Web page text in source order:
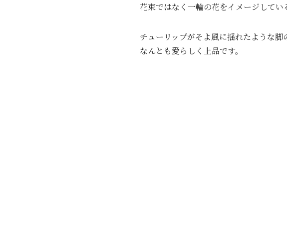
花束ではなく一輪の花をイメージしてい
チューリップがそよ風に揺れたような脚
なんとも愛らしく上品です。